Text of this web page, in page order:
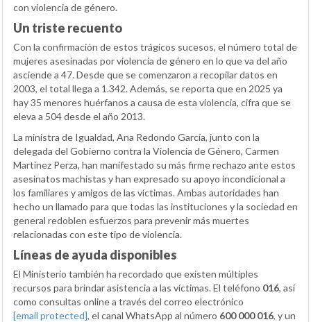
con violencia de género.
Un triste recuento
Con la confirmación de estos trágicos sucesos, el número total de
mujeres asesinadas por violencia de género en lo que va del año
asciende a 47. Desde que se comenzaron a recopilar datos en
2003, el total llega a 1.342. Además, se reporta que en 2025 ya
hay 35 menores huérfanos a causa de esta violencia, cifra que se
eleva a 504 desde el año 2013.
La ministra de Igualdad, Ana Redondo García, junto con la
delegada del Gobierno contra la Violencia de Género, Carmen
Martínez Perza, han manifestado su más firme rechazo ante estos
asesinatos machistas y han expresado su apoyo incondicional a
los familiares y amigos de las víctimas. Ambas autoridades han
hecho un llamado para que todas las instituciones y la sociedad en
general redoblen esfuerzos para prevenir más muertes
relacionadas con este tipo de violencia.
Líneas de ayuda disponibles
El Ministerio también ha recordado que existen múltiples
recursos para brindar asistencia a las víctimas. El teléfono 016, así
como consultas online a través del correo electrónico
[email protected], el canal WhatsApp al número 600 000 016, y un